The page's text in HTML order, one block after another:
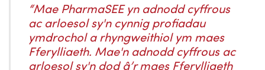
“Mae PharmaSEE yn adnodd cyffrous
ac arloesol sy'n cynnig profiadau
ymdrochol a rhyngweithiol ym maes
Fferylliaeth. Mae'n adnodd cyffrous ac
arloesol sy'n dod â’r maes Fferylliaeth